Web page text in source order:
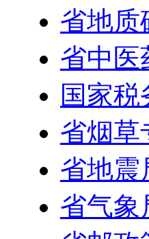
省地质
省中医
国家
省烟草
省地震
省气象